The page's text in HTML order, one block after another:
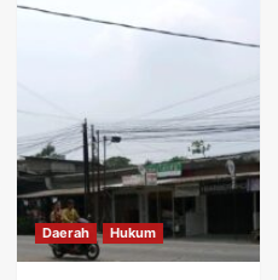
Daerah Hukum